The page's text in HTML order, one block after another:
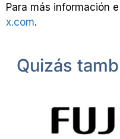
Para más información
x.com.
Quizás